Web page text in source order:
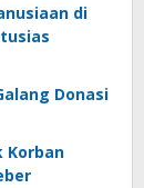
di
Donasi
Korban